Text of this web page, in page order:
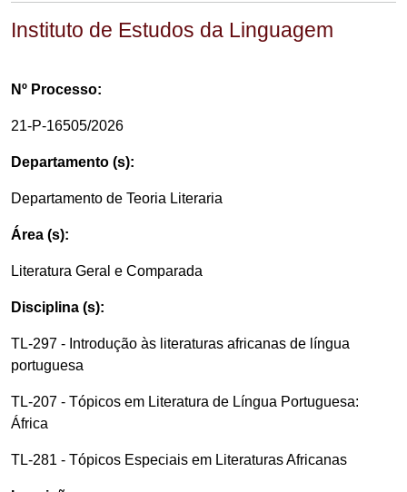
Instituto de Estudos da Linguagem
Nº Processo:
21-P-16505/2026
Departamento (s):
Departamento de Teoria Literaria
Área (s):
Literatura Geral e Comparada
Disciplina (s):
TL-297 - Introdução às literaturas africanas de língua
portuguesa
TL-207 - Tópicos em Literatura de Língua Portuguesa:
África
TL-281 - Tópicos Especiais em Literaturas Africanas